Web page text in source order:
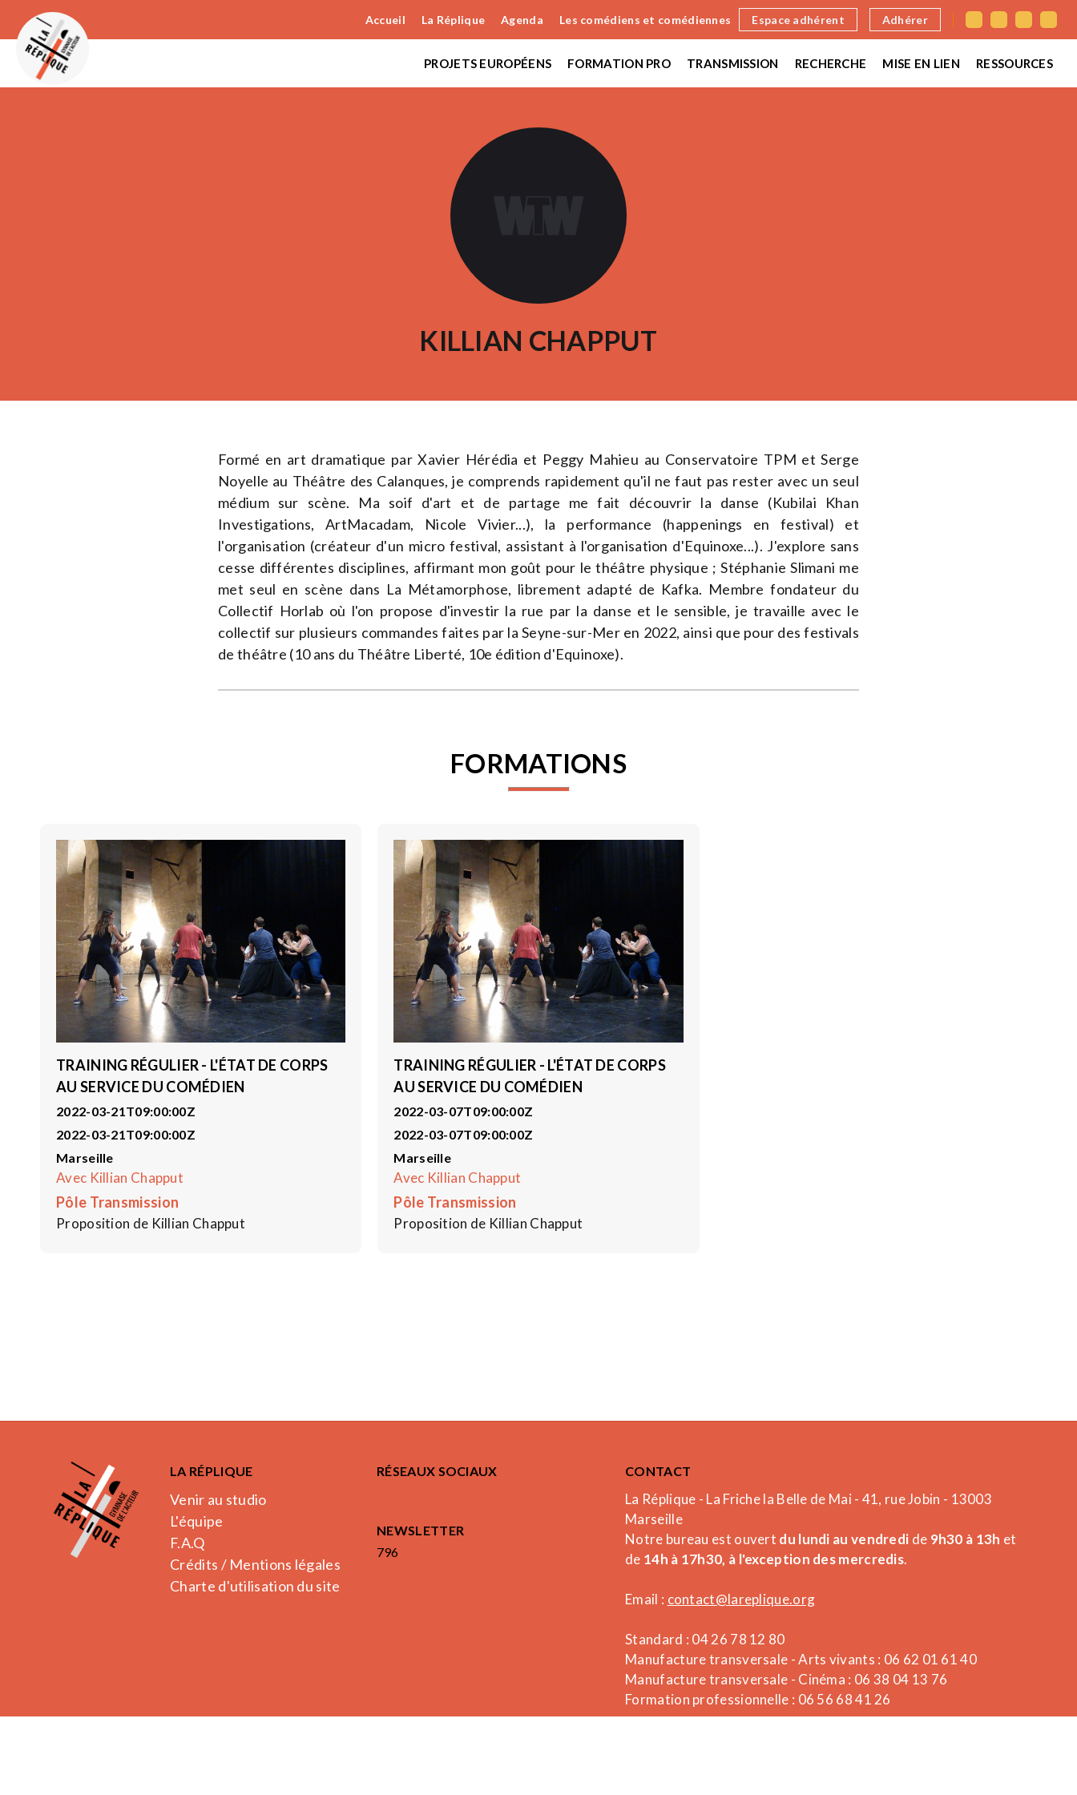
Accueil La Réplique Agenda Les comédiens et comédiennes Espace adhérent Adhérer
PROJETS EUROPÉENS FORMATION PRO TRANSMISSION RECHERCHE MISE EN LIEN RESSOURCES
KILLIAN CHAPPUT
Formé en art dramatique par Xavier Hérédia et Peggy Mahieu au Conservatoire TPM et Serge
Noyelle au Théâtre des Calanques, je comprends rapidement qu'il ne faut pas rester avec un seul
médium sur scène. Ma soif d'art et de partage me fait découvrir la danse (Kubilai Khan
Investigations, ArtMacadam, Nicole Vivier...), la performance (happenings en festival) et
l'organisation (créateur d'un micro festival, assistant à l'organisation d'Equinoxe...). J'explore sans
cesse différentes disciplines, affirmant mon goût pour le théâtre physique ; Stéphanie Slimani me
met seul en scène dans La Métamorphose, librement adapté de Kafka. Membre fondateur du
Collectif Horlab où l'on propose d'investir la rue par la danse et le sensible, je travaille avec le
collectif sur plusieurs commandes faites par la Seyne-sur-Mer en 2022, ainsi que pour des festivals
de théâtre (10 ans du Théâtre Liberté, 10e édition d'Equinoxe).
FORMATIONS
TRAINING RÉGULIER - L'ÉTAT DE CORPS
AU SERVICE DU COMÉDIEN
2022-03-21T09:00:00Z
2022-03-21T09:00:00Z
Marseille
Avec Killian Chapput
Pôle Transmission
Proposition de Killian Chapput
TRAINING RÉGULIER - L'ÉTAT DE CORPS
AU SERVICE DU COMÉDIEN
2022-03-07T09:00:00Z
2022-03-07T09:00:00Z
Marseille
Avec Killian Chapput
Pôle Transmission
Proposition de Killian Chapput
LA RÉPLIQUE
Venir au studio
L'équipe
F.A.Q
Crédits / Mentions légales
Charte d'utilisation du site
RÉSEAUX SOCIAUX
NEWSLETTER
796
CONTACT
La Réplique - La Friche la Belle de Mai - 41, rue Jobin - 13003
Marseille
Notre bureau est ouvert du lundi au vendredi de 9h30 à 13h et
de 14h à 17h30, à l'exception des mercredis.
Email : contact@lareplique.org
Standard : 04 26 78 12 80
Manufacture transversale - Arts vivants : 06 62 01 61 40
Manufacture transversale - Cinéma : 06 38 04 13 76
Formation professionnelle : 06 56 68 41 26